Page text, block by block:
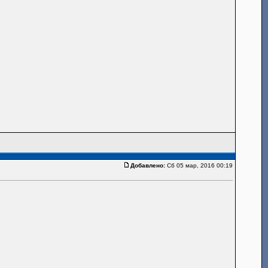
Добавлено:Сб 05 мар, 2016 00:19